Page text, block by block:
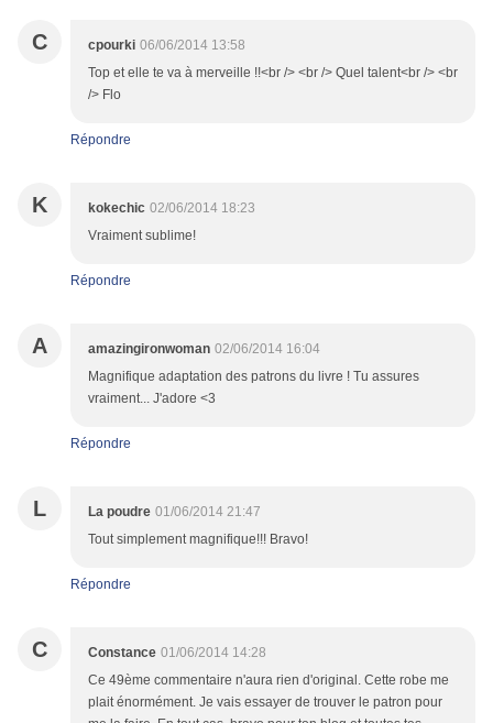
C cpourki 06/06/2014 13:58
Top et elle te va à merveille !!<br /> <br /> Quel talent<br /> <br
/> Flo
Répondre
K kokechic 02/06/2014 18:23
Vraiment sublime!
Répondre
A amazingironwoman 02/06/2014 16:04
Magnifique adaptation des patrons du livre ! Tu assures
vraiment... J'adore <3
Répondre
L La poudre 01/06/2014 21:47
Tout simplement magnifique!!! Bravo!
Répondre
C Constance 01/06/2014 14:28
Ce 49ème commentaire n'aura rien d'original. Cette robe me
plait énormément. Je vais essayer de trouver le patron pour